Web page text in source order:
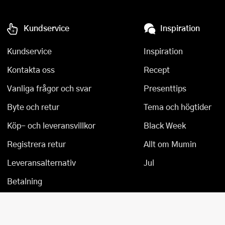
Stekplatta
Svamptork och frukttork
Vakuumförpackare
Vattenkokare
Våffeljärn
Perkulator
Pizzaskärare
Pizzaspadar
Pizzastenar och pizzastål
Pour Over
Kundservice
Kundservice
Kontakta oss
Vanliga frågor och svar
Byte och retur
Köp- och leveransvillkor
Registrera retur
Leveransalternativ
Betalning
Inspiration
Inspiration
Recept
Presenttips
Tema och högtider
Black Week
Allt om Mumin
Jul